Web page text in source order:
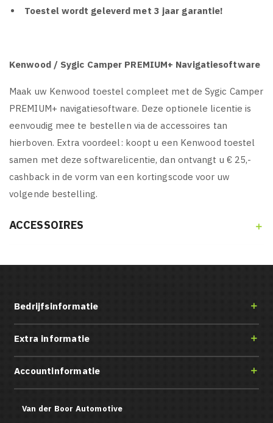
Toestel wordt geleverd met 3 jaar garantie!
Kenwood / Sygic Camper PREMIUM+ Navigatiesoftware
Maak uw Kenwood toestel compleet met de Sygic Camper
PREMIUM+ navigatiesoftware. Deze optionele licentie is
eenvoudig mee te bestellen via de accessoires tan
hierboven. Extra voordeel: koopt u een Kenwood toestel
samen met deze softwarelicentie, dan ontvangt u € 25,-
cashback in de vorm van een kortingscode voor uw
volgende bestelling.
ACCESSOIRES 
Bedrijfsinformatie 
Extra informatie 
Accountinformatie 
Van der Boor Automotive